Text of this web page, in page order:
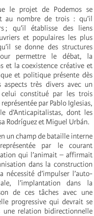
le projet de Podemos se
au nombre de trois : qu’il
; qu’il établisse des liens
et populaires les plus
se donne des structures
permettre le débat, la
et la coexistence créative et
et politique présente dès
aspects très divers avec un
constitué par les trois
par Pablo Iglesias,
d’Anticapitalistas, dont les
Rodríguez et Miguel Urbán.
un champ de bataille interne
par le courant
qui l’animait – affirmait
dans la construction
d’impulser l’auto-
l’implantation dans la
de ces tâches avec une
progressive qui devrait se
une relation bidirectionnelle